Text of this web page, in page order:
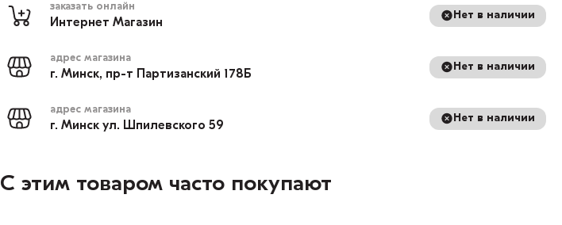
заказать онлайн
Интернет Магазин
Нет в наличии
адрес магазина
г. Минск, пр-т Партизанский 178Б
Нет в наличии
адрес магазина
г. Минск ул. Шпилевского 59
Нет в наличии
С этим товаром часто покупают